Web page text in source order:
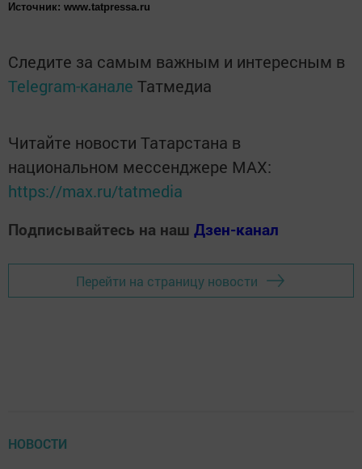
Источник: www.tatpressa.ru
Следите за самым важным и интересным в
Telegram-канале Татмедиа
Читайте новости Татарстана в
национальном мессенджере MАХ:
https://max.ru/tatmedia
Подписывайтесь на наш Дзен-канал
Перейти на страницу новости
НОВОСТИ